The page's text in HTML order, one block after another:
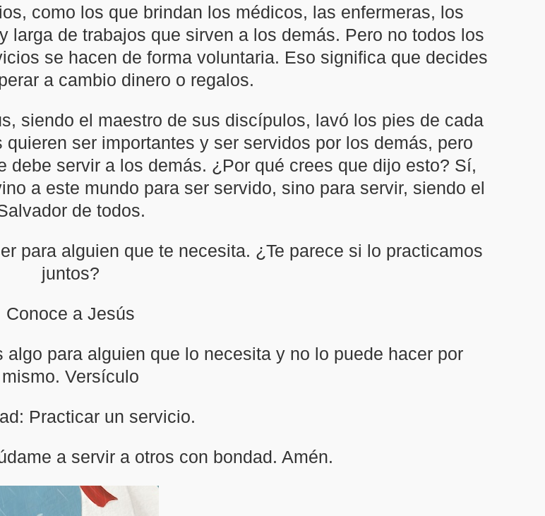
como los que brindan los médicos, las enfermeras, los
larga de trabajos que sirven a los demás. Pero no todos los
se hacen de forma voluntaria. Eso significa que decides
a cambio dinero o regalos.
siendo el maestro de sus discípulos, lavó los pies de cada
ser importantes y ser servidos por los demás, pero
debe servir a los demás. ¿Por qué crees que dijo esto? Sí,
a este mundo para ser servido, sino para servir, siendo el
de todos.
para alguien que te necesita. ¿Te parece si lo practicamos
juntos?
Conoce a Jesús
para alguien que lo necesita y no lo puede hacer por
mismo. Versículo
Practicar un servicio.
a servir a otros con bondad. Amén.